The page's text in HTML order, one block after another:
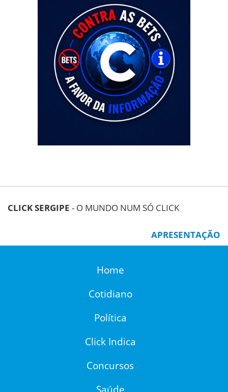
CLICK SERGIPE - O MUNDO NUM SÓ CLICK
APRESENTAÇÃO
Home
Cotidiano
Política
Click Indica
Concursos
Saúde